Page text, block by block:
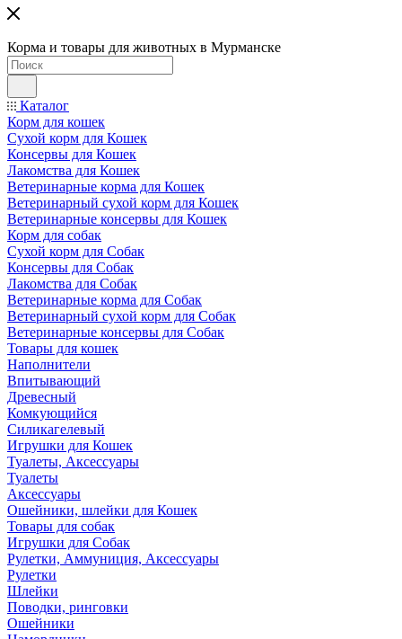
Корма и товары для животных в Мурманске
Каталог
Корм для кошек
Сухой корм для Кошек
Консервы для Кошек
Лакомства для Кошек
Ветеринарные корма для Кошек
Ветеринарный сухой корм для Кошек
Ветеринарные консервы для Кошек
Корм для собак
Сухой корм для Собак
Консервы для Собак
Лакомства для Собак
Ветеринарные корма для Собак
Ветеринарный сухой корм для Собак
Ветеринарные консервы для Собак
Товары для кошек
Наполнители
Впитывающий
Древесный
Комкующийся
Силикагелевый
Игрушки для Кошек
Туалеты, Аксессуары
Туалеты
Аксессуары
Ошейники, шлейки для Кошек
Товары для собак
Игрушки для Собак
Рулетки, Аммуниция, Аксессуары
Рулетки
Шлейки
Поводки, ринговки
Ошейники